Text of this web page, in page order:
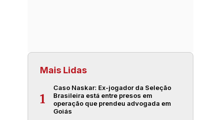
Mais Lidas
1
Caso Naskar: Ex-jogador da Seleção
Brasileira está entre presos em
operação que prendeu advogada em
Goiás